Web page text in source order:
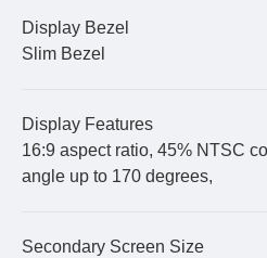
Display Bezel
Slim Bezel
Display Features
16:9 aspect ratio, 45% NTSC
angle up to 170 degrees,
Secondary Screen Size